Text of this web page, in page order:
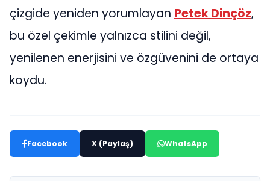
çizgide yeniden yorumlayan Petek Dinçöz,
bu özel çekimle yalnızca stilini değil,
yenilenen enerjisini ve özgüvenini de ortaya
koydu.
Facebook X (Paylaş) WhatsApp